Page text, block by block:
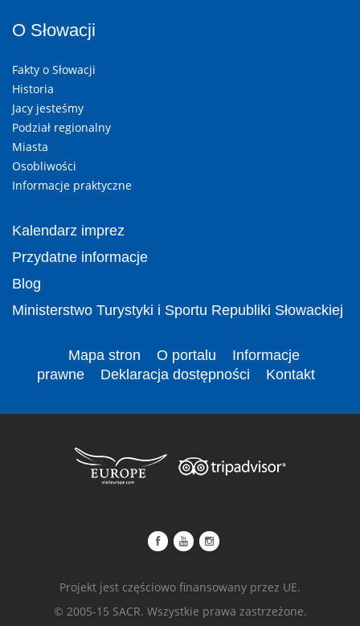
O Słowacji
Fakty o Słowacji
Historia
Jacy jesteśmy
Podział regionalny
Miasta
Osobliwości
Informacje praktyczne
Kalendarz imprez
Przydatne informacje
Blog
Ministerstwo Turystyki i Sportu Republiki Słowackiej
Mapa stron O portalu
Informacje
prawne
Deklaracja dostępności Kontakt
Projekt jest częściowo finansowany przez UE.
© 2005-15 SACR. Wszystkie prawa zastrzeżone.